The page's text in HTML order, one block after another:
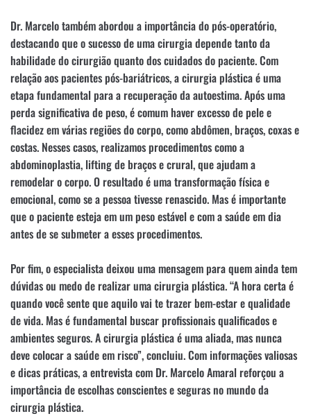
Dr. Marcelo também abordou a importância do pós-operatório,
destacando que o sucesso de uma cirurgia depende tanto da
habilidade do cirurgião quanto dos cuidados do paciente. Com
relação aos pacientes pós-bariátricos, a cirurgia plástica é uma
etapa fundamental para a recuperação da autoestima. Após uma
perda significativa de peso, é comum haver excesso de pele e
flacidez em várias regiões do corpo, como abdômen, braços, coxas e
costas. Nesses casos, realizamos procedimentos como a
abdominoplastia, lifting de braços e crural, que ajudam a
remodelar o corpo. O resultado é uma transformação física e
emocional, como se a pessoa tivesse renascido. Mas é importante
que o paciente esteja em um peso estável e com a saúde em dia
antes de se submeter a esses procedimentos.
Por fim, o especialista deixou uma mensagem para quem ainda tem
dúvidas ou medo de realizar uma cirurgia plástica. “A hora certa é
quando você sente que aquilo vai te trazer bem-estar e qualidade
de vida. Mas é fundamental buscar profissionais qualificados e
ambientes seguros. A cirurgia plástica é uma aliada, mas nunca
deve colocar a saúde em risco”, concluiu. Com informações valiosas
e dicas práticas, a entrevista com Dr. Marcelo Amaral reforçou a
importância de escolhas conscientes e seguras no mundo da
cirurgia plástica.